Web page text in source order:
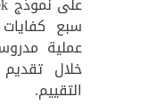
سبع
عملية
خلال
التقييم.